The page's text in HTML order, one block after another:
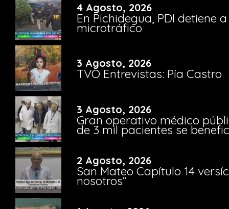
4 Agosto, 2026
En Pichidegua, PDI detiene
microtráfico
3 Agosto, 2026
TVO Entrevistas: Pía Castro
3 Agosto, 2026
Gran operativo médico
de 3 mil pacientes se
2 Agosto, 2026
San Mateo Capítulo 14
nosotros”